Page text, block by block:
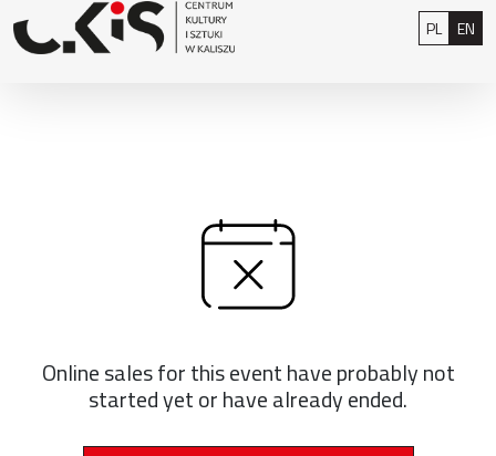
Skip to content
PL Polski
EN
Online sales for this event have probably not
started yet or have already ended.